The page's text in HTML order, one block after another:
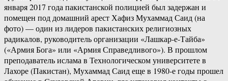
января 2017 года пакистанской полицией был задержан и
помещен под домашний арест Хафиз Мухаммад Саид (на
фото) — один из лидеров пакистанских религиозных
радикалов, руководитель организации «Лашкар-е-Тайба»
(«Армия Бога» или «Армия Справедливого»). В прошлом
преподаватель ислама в Технологическом университете в
Лахоре (Пакистан), Мухаммад Саид еще в 1980-е годы прошел